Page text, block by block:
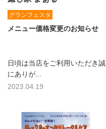
グランフェスタ
メニュー価格変更のお知らせ
日頃は当店をご利用いただき誠
にありが...
2023.04.19